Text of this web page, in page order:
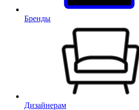
Бренды
Дизайнерам